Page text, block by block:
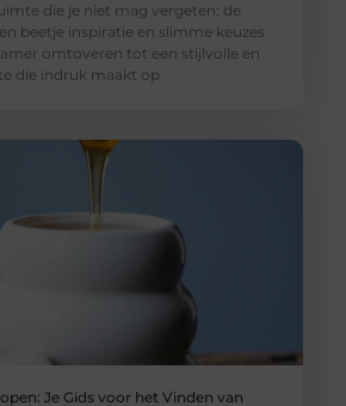
die je niet mag vergeten: de
beetje inspiratie en slimme keuzes
omtoveren tot een stijlvolle en
die indruk maakt op
Je Gids voor het Vinden van